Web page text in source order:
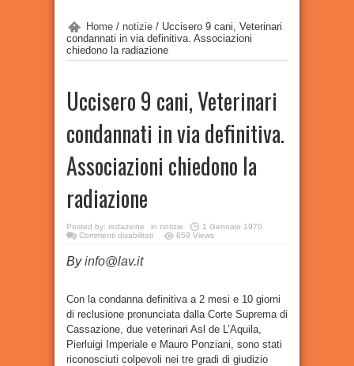
Home / notizie / Uccisero 9 cani, Veterinari
condannati in via definitiva. Associazioni
chiedono la radiazione
Uccisero 9 cani, Veterinari
condannati in via definitiva.
Associazioni chiedono la
radiazione
Posted by: redazione in notizie
1 Gennaio 1970
Commenti disabilitatisu
via
definitiva.
Associazioni
la
radiazione
859 Views
Byinfo@lav.it
Con la condanna definitiva a 2 mesi e 10 giorni
di reclusione pronunciata dalla Corte Suprema di
Cassazione, due veterinari Asl de L’Aquila,
Pierluigi Imperiale e Mauro Ponziani, sono stati
riconosciuti colpevoli nei tre gradi di giudizio